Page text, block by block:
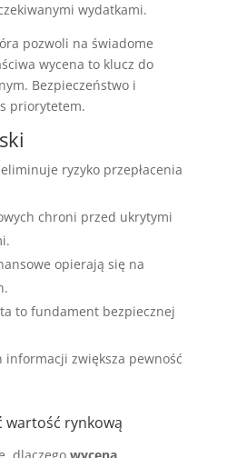
wydatkami.
pozwoli na świadome
wycena to klucz do
Bezpieczeństwo i
priorytetem.
ryzyko przepłacenia
chroni przed ukrytymi
opierają się na
to fundament bezpiecznej
informacji zwiększa pewność
wartość rynkową